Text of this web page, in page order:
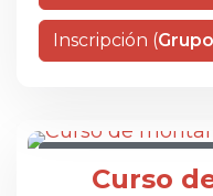
Inscripción (Grupo
Curso